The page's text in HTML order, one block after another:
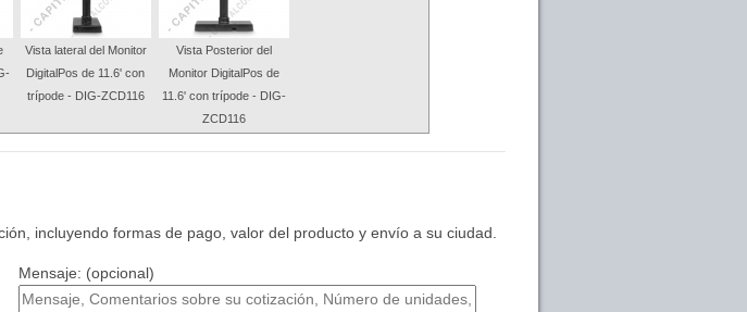
Vista lateral del Monitor
DigitalPos de 11.6' con
trípode - DIG-ZCD116
Vista Posterior del
Monitor DigitalPos de
11.6' con trípode - DIG-
ZCD116
incluyendo formas de pago, valor del producto y envío a su ciudad.
Mensaje: (opcional)